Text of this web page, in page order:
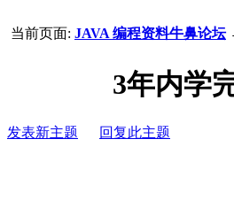
当前页面: JAVA 编程资料牛鼻论坛
3年内学
发表新主题 回复此主题